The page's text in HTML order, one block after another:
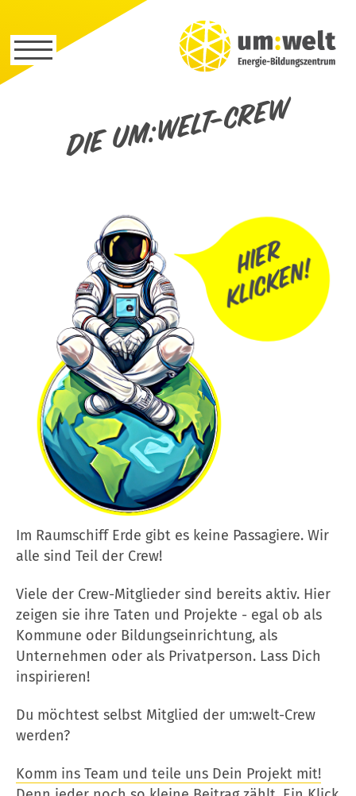
Die um:welt-Crew
Im Raumschiff Erde gibt es keine Passagiere. Wir
alle sind Teil der Crew!
Viele der Crew-Mitglieder sind bereits aktiv. Hier
zeigen sie ihre Taten und Projekte - egal ob als
Kommune oder Bildungseinrichtung, als
Unternehmen oder als Privatperson. Lass Dich
inspirieren!
Du möchtest selbst Mitglied der um:welt-Crew
werden?
Komm ins Team und teile uns Dein Projekt mit!